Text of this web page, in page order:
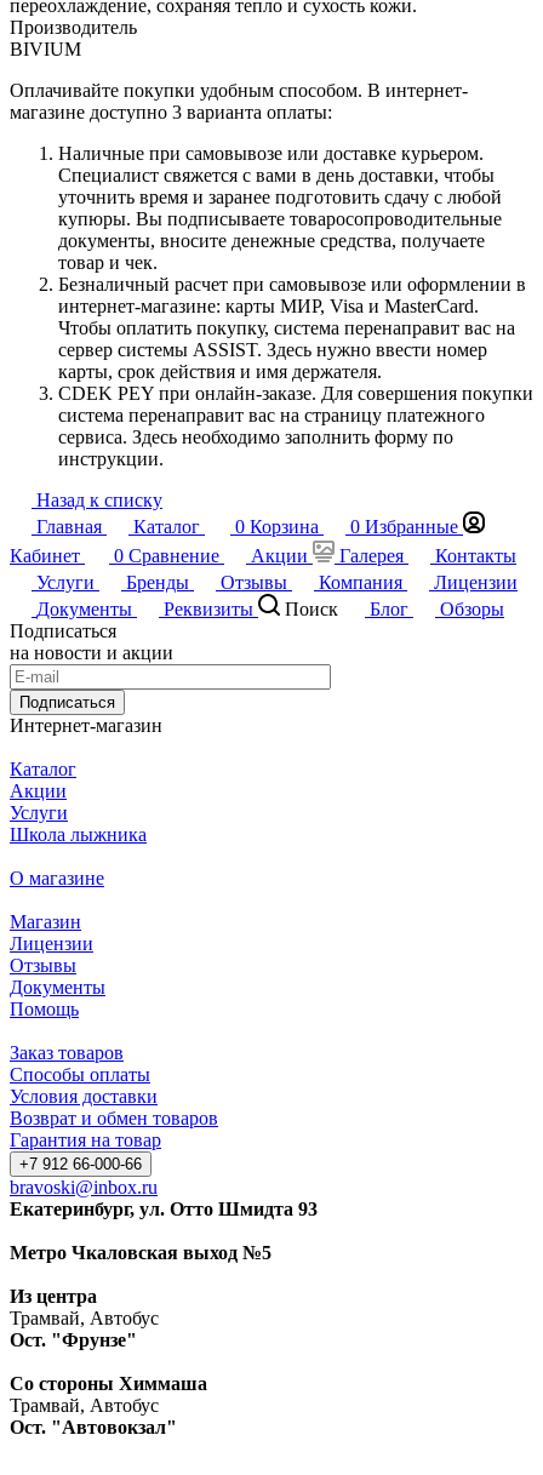
переохлаждение, сохраняя тепло и сухость кожи.
Производитель
BIVIUM
Оплачивайте покупки удобным способом. В интернет-
магазине доступно 3 варианта оплаты:
Наличные при самовывозе или доставке курьером.
Специалист свяжется с вами в день доставки, чтобы
уточнить время и заранее подготовить сдачу с любой
купюры. Вы подписываете товаросопроводительные
документы, вносите денежные средства, получаете
товар и чек.
Безналичный расчет при самовывозе или оформлении в
интернет-магазине: карты МИР, Visa и MasterCard.
Чтобы оплатить покупку, система перенаправит вас на
сервер системы ASSIST. Здесь нужно ввести номер
карты, срок действия и имя держателя.
CDEK PEY при онлайн-заказе. Для совершения покупки
система перенаправит вас на страницу платежного
сервиса. Здесь необходимо заполнить форму по
инструкции.
Назад к списку
Главная
Каталог 0 Корзина 0 Избранные
Кабинет
0 Сравнение Акции Галерея
Контакты
Услуги
Бренды Отзывы Компания
Лицензии
Документы
Реквизиты Поиск Блог
Обзоры
Подписаться
на новости и акции
Подписаться
Интернет-магазин
Каталог
Акции
Услуги
Школа лыжника
О магазине
Магазин
Лицензии
Отзывы
Документы
Помощь
Заказ товаров
Способы оплаты
Условия доставки
Возврат и обмен товаров
Гарантия на товар
+7 912 66-000-66
bravoski@inbox.ru
Екатеринбург, ул. Отто Шмидта 93
Метро Чкаловская выход №5
Из центра
Трамвай, Автобус
Ост. "Фрунзе"
Со стороны Химмаша
Трамвай, Автобус
Ост. "Автовокзал"